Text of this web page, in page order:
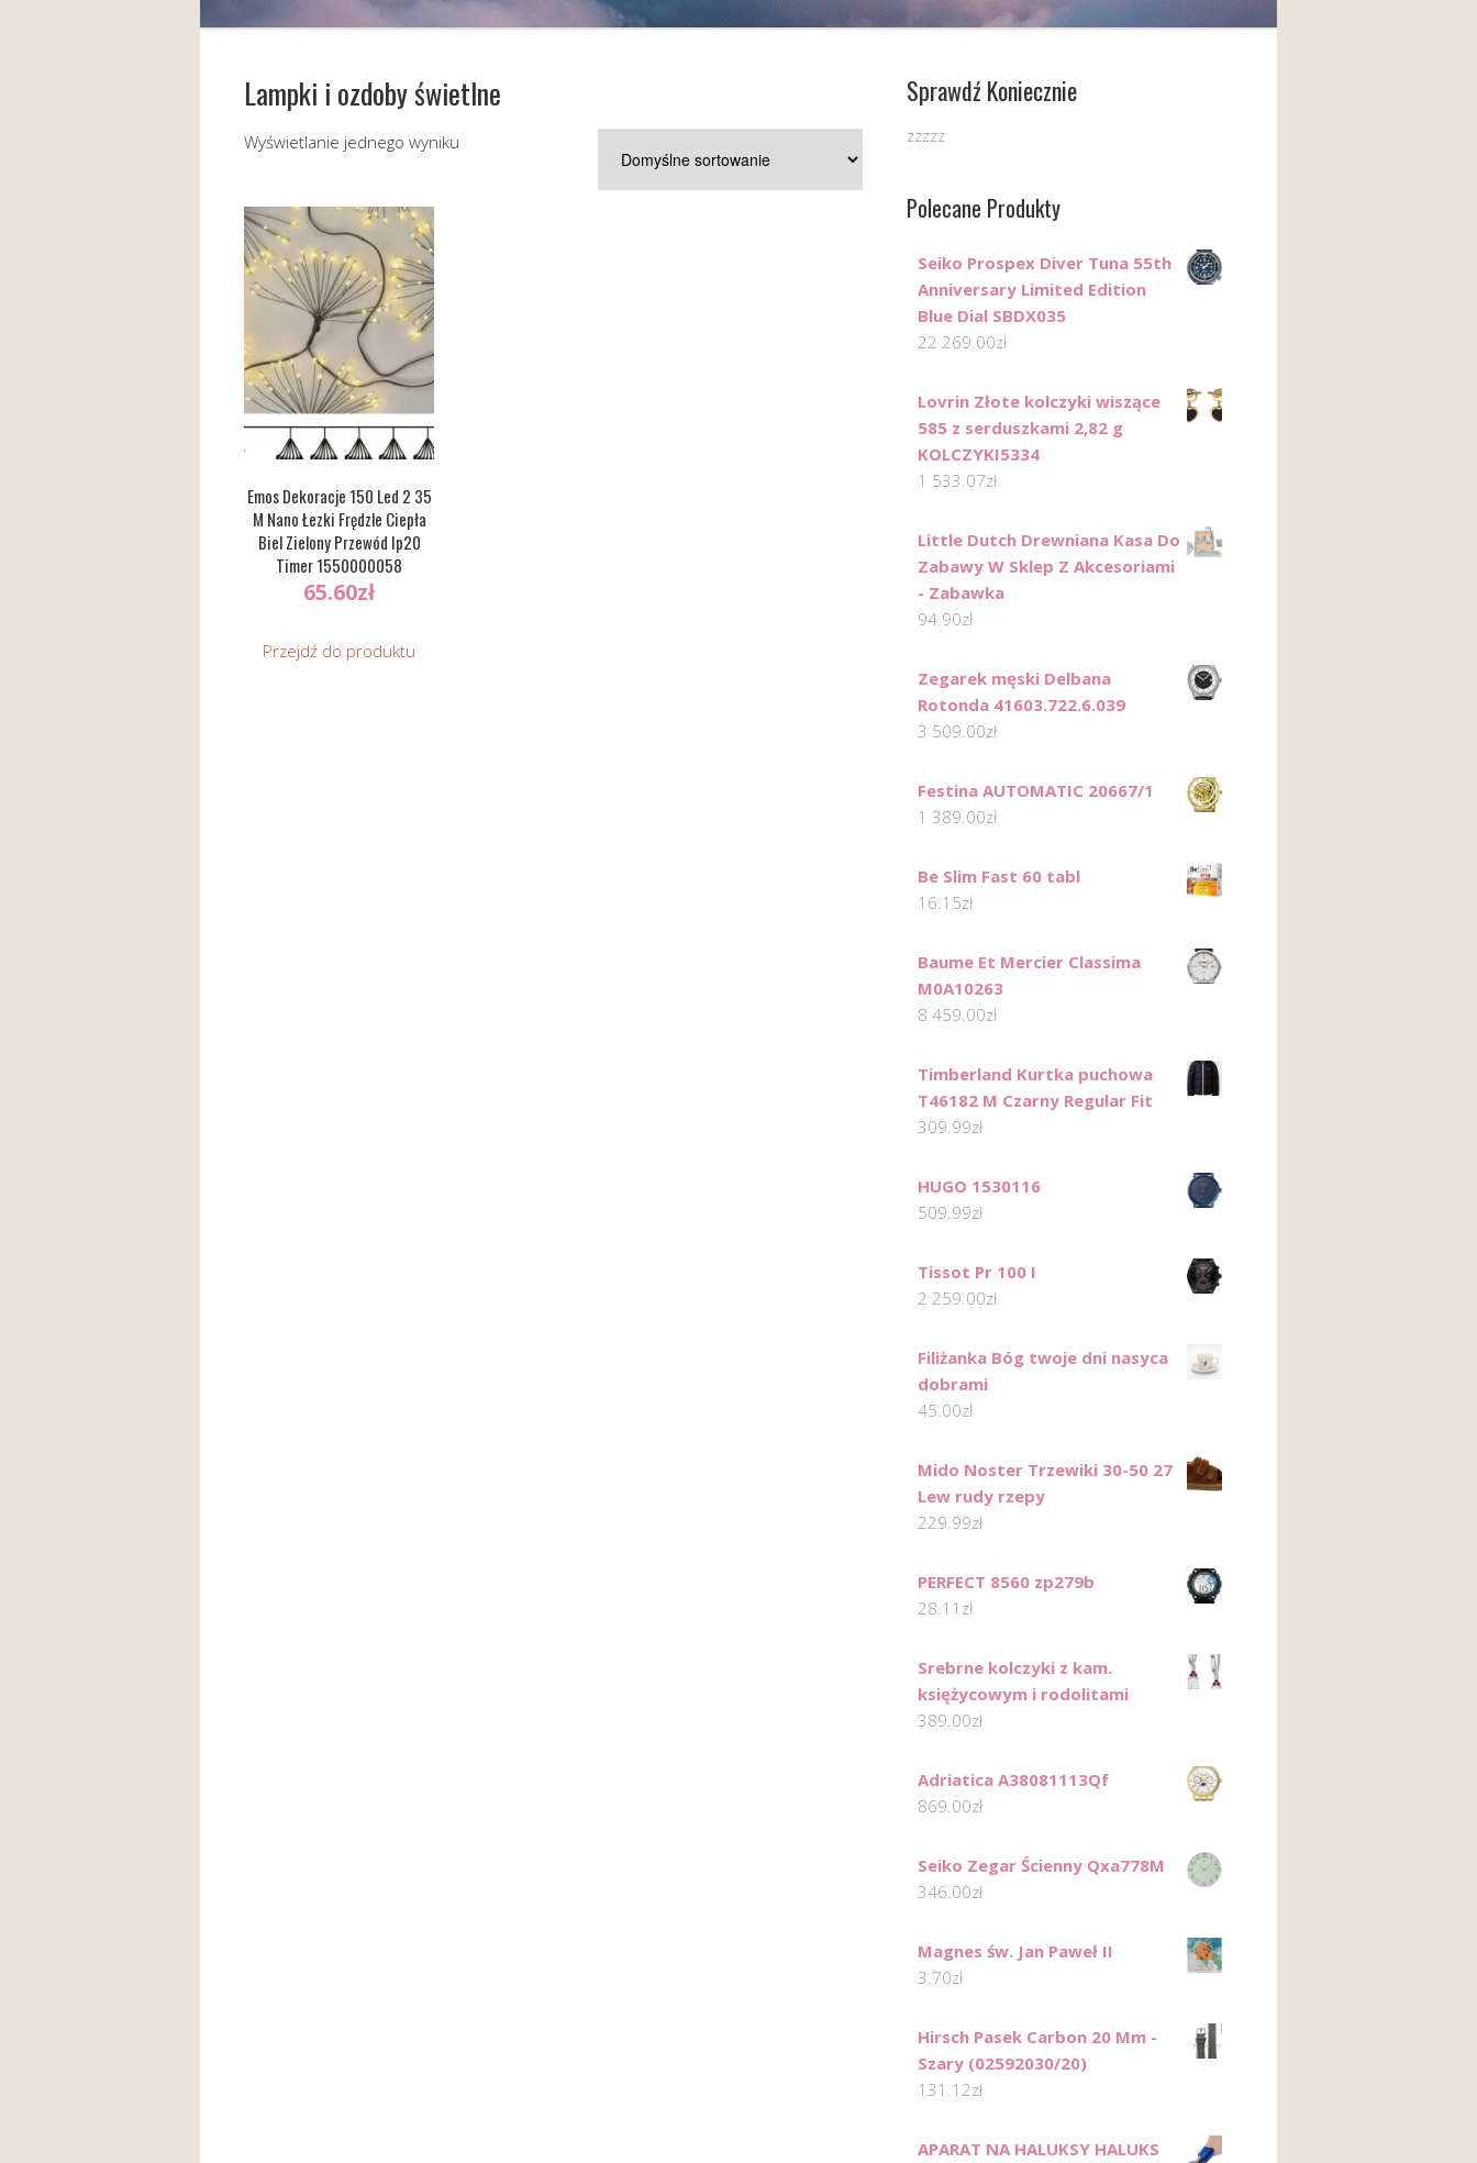
Lampki i ozdoby świetlne
Wyświetlanie jednego wyniku
Emos Dekoracje 150 Led 2 35
M Nano Łezki Frędzle Ciepła
Biel Zielony Przewód Ip20
Timer 1550000058
65.60zł
Przejdź do produktu
Sprawdź Koniecznie
zzzzz
Polecane Produkty
Seiko Prospex Diver Tuna 55th
Anniversary Limited Edition
Blue Dial SBDX035
22 269.00zł
Lovrin Złote kolczyki wiszące
585 z serduszkami 2,82 g
KOLCZYKI5334
1 533.07zł
Little Dutch Drewniana Kasa Do
Zabawy W Sklep Z Akcesoriami
- Zabawka
94.90zł
Zegarek męski Delbana
Rotonda 41603.722.6.039
3 509.00zł
Festina AUTOMATIC 20667/1
1 389.00zł
Be Slim Fast 60 tabl
16.15zł
Baume Et Mercier Classima
M0A10263
8 459.00zł
Timberland Kurtka puchowa
T46182 M Czarny Regular Fit
309.99zł
HUGO 1530116
509.99zł
Tissot Pr 100 I
2 259.00zł
Filiżanka Bóg twoje dni nasyca
dobrami
45.00zł
Mido Noster Trzewiki 30-50 27
Lew rudy rzepy
229.99zł
PERFECT 8560 zp279b
28.11 zł
Srebrne kolczyki z kam.
księżycowym i rodolitami
389.00zł
Adriatica A38081113Qf
869.00zł
Seiko Zegar Ścienny Qxa778M
346.00zł
Magnes św. Jan Paweł II
3.70zł
Hirsch Pasek Carbon 20 Mm -
Szary (02592030/20)
131.12zł
APARAT NA HALUKSY HALUKS